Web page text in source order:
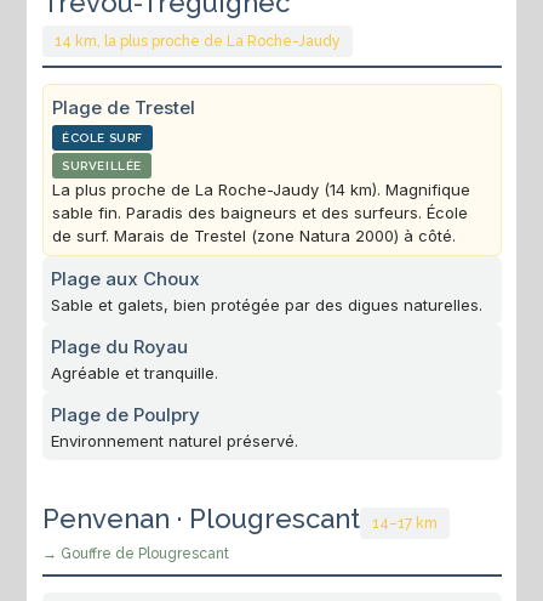
14 km, la plus proche de La Roche-Jaudy
Plage de Trestel
ÉCOLE SURF
SURVEILLÉE
La plus proche de La Roche-Jaudy (14 km). Magnifique
sable fin. Paradis des baigneurs et des surfeurs. École
de surf. Marais de Trestel (zone Natura 2000) à côté.
Plage aux Choux
Sable et galets, bien protégée par des digues naturelles.
Plage du Royau
Agréable et tranquille.
Plage de Poulpry
Environnement naturel préservé.
Penvenan · Plougrescant
14–17 km
→ Gouffre de Plougrescant